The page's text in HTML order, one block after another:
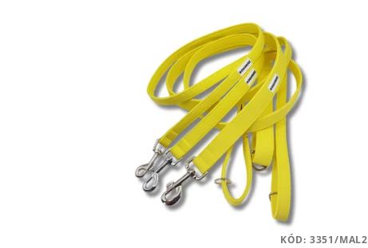
KÓD: 3351/MAL2